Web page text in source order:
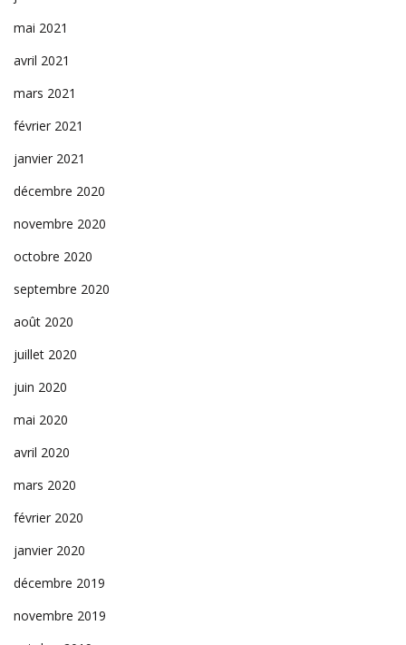
mai 2021
avril 2021
mars 2021
février 2021
janvier 2021
décembre 2020
novembre 2020
octobre 2020
septembre 2020
août 2020
juillet 2020
juin 2020
mai 2020
avril 2020
mars 2020
février 2020
janvier 2020
décembre 2019
novembre 2019